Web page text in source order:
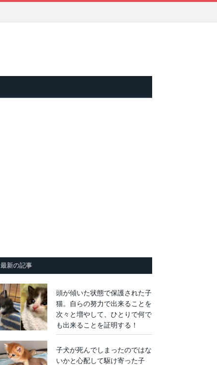
最新の記事
頭が傾いた状態で保護された子
猫。自らの努力で出来ることを
次々と増やして、ひとりで何で
も出来ることを証明する！
子犬が死んでしまったのではな
いかと心配して駆け寄った子